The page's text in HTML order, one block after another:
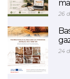
26
24